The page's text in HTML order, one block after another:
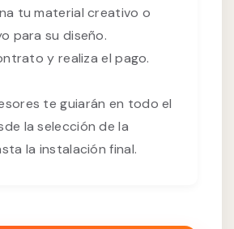
tu material creativo o
para su diseño.
y realiza el pago.
te guiarán en todo el
la selección de la
la instalación final.